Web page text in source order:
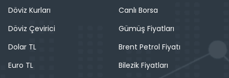
Döviz Kurları
Döviz Çevirici
Dolar TL
Euro TL
Canlı Borsa
Gümüş Fiyatları
Brent Petrol Fiyatı
Bilezik Fiyatları